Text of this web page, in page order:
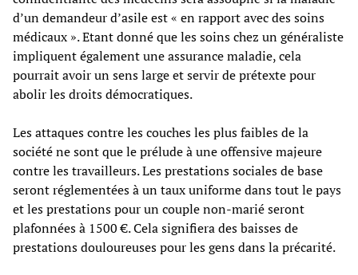
d’un demandeur d’asile est « en rapport avec des soins
médicaux ». Etant donné que les soins chez un généraliste
impliquent également une assurance maladie, cela
pourrait avoir un sens large et servir de prétexte pour
abolir les droits démocratiques.
Les attaques contre les couches les plus faibles de la
société ne sont que le prélude à une offensive majeure
contre les travailleurs. Les prestations sociales de base
seront réglementées à un taux uniforme dans tout le pays
et les prestations pour un couple non-marié seront
plafonnées à 1500 €. Cela signifiera des baisses de
prestations douloureuses pour les gens dans la précarité.